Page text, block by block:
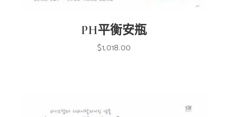
PH平衡安瓶
$1,018.00